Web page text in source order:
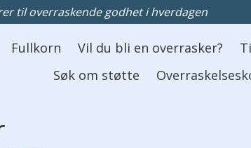
til overraskende godhet i hverdagen
Fullkorn Vil du bli en overrasker?
Søk om støtte